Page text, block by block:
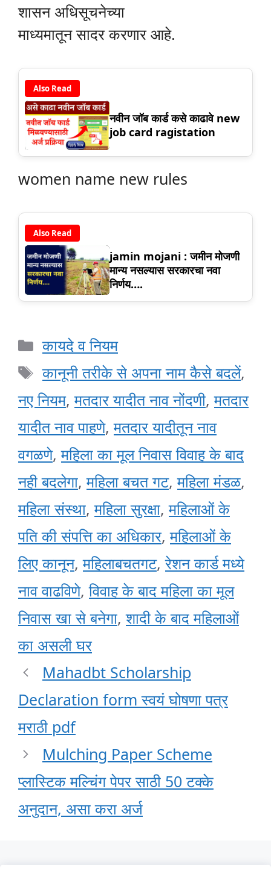
शासन अधिसूचनेच्या
माध्यमातून सादर करणार आहे.
Also Read
नवीन जॉब कार्ड कसे काढावे new
job card ragistation
women name new rules
Also Read
jamin mojani : जमीन मोजणी
मान्य नसल्यास सरकारचा नवा
निर्णय….
Categories
कायदे व नियम
Tags
कानूनी तरीके से अपना नाम कैसे बदलें,
नए नियम,मतदार यादीत नाव नोंदणी,मतदार
यादीत नाव पाहणे,मतदार यादीतून नाव
वगळणे,महिला का मूल निवास विवाह के बाद
नही बदलेगा,महिला बचत गट,महिला मंडळ,
महिला संस्था,महिला सुरक्षा,महिलाओं के
पति की संपत्ति का अधिकार,महिलाओं के
लिए कानून,महिलाबचतगट,रेशन कार्ड मध्ये
नाव वाढविणे,विवाह के बाद महिला का मूल
निवास खा से बनेगा,शादी के बाद महिलाओं
का असली घर
Mahadbt Scholarship
Declaration form स्वयं घोषणा पत्र
मराठी pdf
Mulching Paper Scheme
प्लास्टिक मल्चिंग पेपर साठी 50 टक्के
अनुदान, असा करा अर्ज